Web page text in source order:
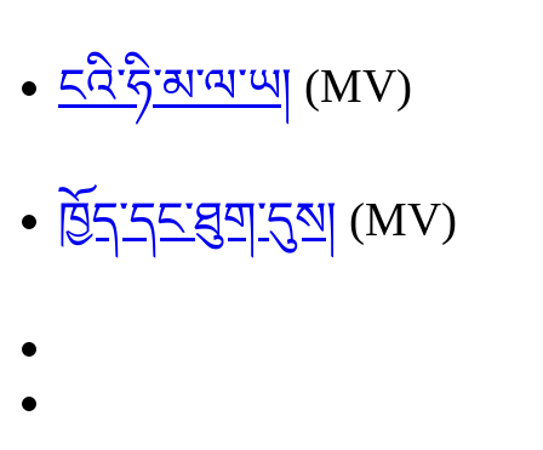
ངའི་ཧི་མ་ལ་ཡ། (MV)
ཁྱོད་དང་ཐུག་དུས། (MV)